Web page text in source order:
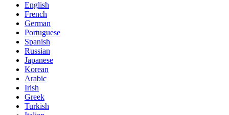
English
French
German
Portuguese
Spanish
Russian
Japanese
Korean
Arabic
Irish
Greek
Turkish